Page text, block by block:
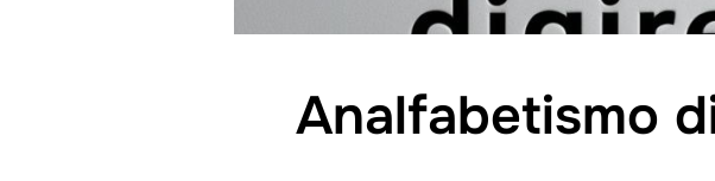
Analfabetismo